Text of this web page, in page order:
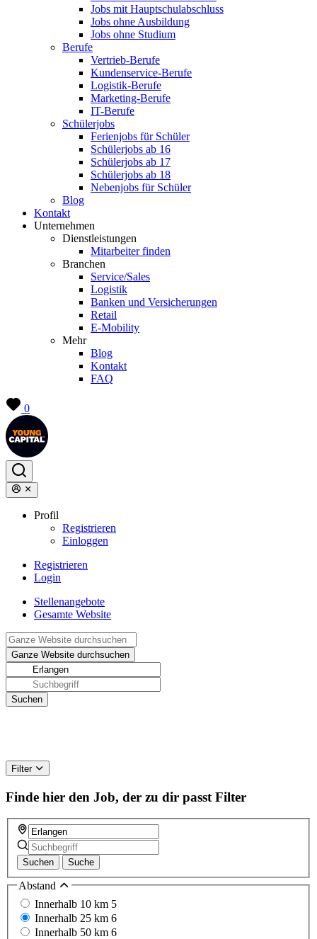
Jobs mit Hauptschulabschluss
Jobs ohne Ausbildung
Jobs ohne Studium
Berufe
Vertrieb-Berufe
Kundenservice-Berufe
Logistik-Berufe
Marketing-Berufe
IT-Berufe
Schülerjobs
Ferienjobs für Schüler
Schülerjobs ab 16
Schülerjobs ab 17
Schülerjobs ab 18
Nebenjobs für Schüler
Blog
Kontakt
Unternehmen
Dienstleistungen
Mitarbeiter finden
Branchen
Service/Sales
Logistik
Banken und Versicherungen
Retail
E-Mobility
Mehr
Blog
Kontakt
FAQ
0
Profil
Registrieren
Einloggen
Registrieren
Login
Stellenangebote
Gesamte Website
Filter
Finde hier den Job, der zu dir passt Filter
Suchen Suche
Abstand
Innerhalb 10 km 5
Innerhalb 25 km 6
Innerhalb 50 km 6